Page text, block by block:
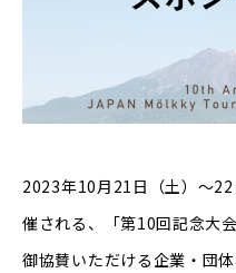
2023年10月21日（土）～
催される、「第10回記念大
御協賛いただける企業・団